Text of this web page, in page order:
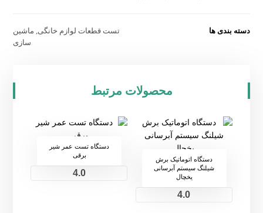
دسته بندی ها تست قطعات لوازم خانگی ماشین
سازی
محصولات مرتبط
دستگاه اتوماتیک برش
شیلنگ سیستم آبرسانی
یخچال
4.0
دستگاه تست عمر شیر
برقی
4.0